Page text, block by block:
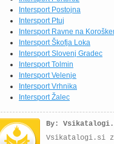
Intersport Postojna
Intersport Ptuj
Intersport Ravne na
Intersport Škofja Loka
Intersport Slovenj Gradec
Intersport Tolmin
Intersport Velenje
Intersport Vrhnika
Intersport Žalec
By:
Vsikatalogi.si